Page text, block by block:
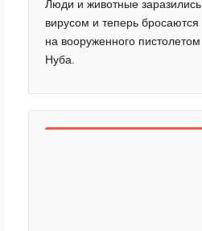
Люди и животные заразились
вирусом и теперь бросаются
на вооруженного пистолетом
Нуба.